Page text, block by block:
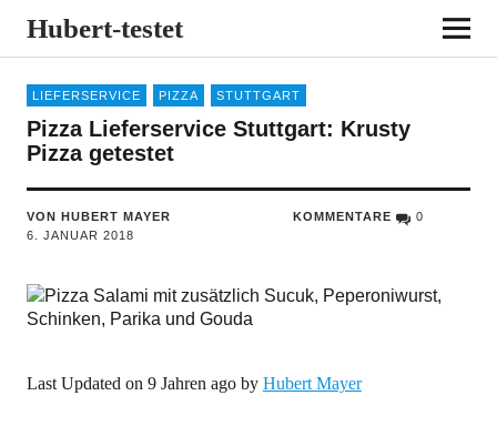
Hubert-testet
LIEFERSERVICE PIZZA STUTTGART
Pizza Lieferservice Stuttgart: Krusty
Pizza getestet
VON HUBERT MAYER
6. JANUAR 2018
KOMMENTARE 0
Last Updated on 9 Jahren ago by Hubert Mayer